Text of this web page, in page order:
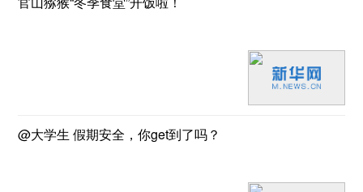
@大学生 假期安全，你get到了吗？